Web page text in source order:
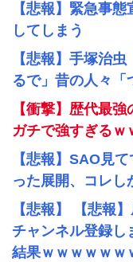
【悲報】緊急事
してしまう
【悲報】手塚治
るで」昔の人々
【衝撃】歴代最
ガチで強すぎるｗ
【悲報】SAO見
った展開、コレし
【悲報】 【悲報
チャンネル登録し
結果ｗｗｗｗｗｗ